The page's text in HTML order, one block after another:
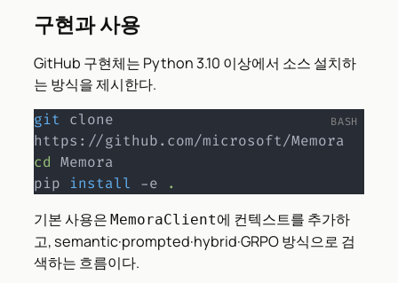
구현과 사용
GitHub 구현체는 Python 3.10 이상에서 소스 설치하
는 방식을 제시한다.
git clone
cd Memora
pip install -e .
기본 사용은 MemoraClient에 컨텍스트를 추가하
고, semantic·prompted·hybrid·GRPO 방식으로 검
색하는 흐름이다.